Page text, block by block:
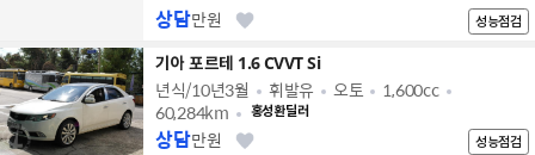
성능점검
상담만원
기아 포르테 1.6 CVVT Si
년식/10년3월 휘발유 오토
1,600cc
60,284km
홍성환딜러
성능점검
상담만원